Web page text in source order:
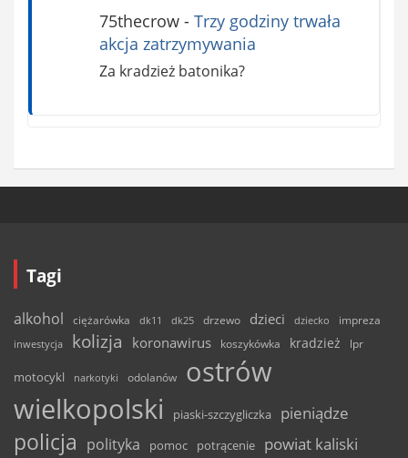
75thecrow- Trzy godziny trwała
akcja zatrzymywania
Za kradzież batonika?
Tagi
alkohol ciężarówka dk11 dk25 drzewo dzieci dziecko
impreza
inwestycja
kolizja koronawirus koszykówka kradzież lpr
motocykl narkotyki odolanów
ostrów
wielkopolski
piaski-szczygliczka pieniądze
policja polityka pomoc potrącenie powiat kaliski